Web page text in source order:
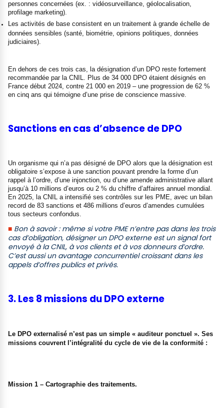
personnes concernées (ex. : vidéosurveillance, géolocalisation,
profilage marketing).
Les activités de base consistent en un traitement à grande échelle de
données sensibles (santé, biométrie, opinions politiques, données
judiciaires).
En dehors de ces trois cas, la désignation d’un DPO reste fortement
recommandée par la CNIL. Plus de 34 000 DPO étaient désignés en
France début 2024, contre 21 000 en 2019 – une progression de 62 %
en cinq ans qui témoigne d’une prise de conscience massive.
Sanctions en cas d’absence de DPO
Un organisme qui n’a pas désigné de DPO alors que la désignation est
obligatoire s’expose à une sanction pouvant prendre la forme d’un
rappel à l’ordre, d’une injonction, ou d’une amende administrative allant
jusqu’à 10 millions d’euros ou 2 % du chiffre d’affaires annuel mondial.
En 2025, la CNIL a intensifié ses contrôles sur les PME, avec un bilan
record de 83 sanctions et 486 millions d’euros d’amendes cumulées
tous secteurs confondus.
■ Bon à savoir : même si votre PME n’entre pas dans les trois
cas d’obligation, désigner un DPO externe est un signal fort
envoyé à la CNIL, à vos clients et à vos donneurs d’ordre.
C’est aussi un avantage concurrentiel croissant dans les
appels d’offres publics et privés.
3. Les 8 missions du DPO externe
Le DPO externalisé n’est pas un simple « auditeur ponctuel ». Ses
missions couvrent l’intégralité du cycle de vie de la conformité :
Mission 1 – Cartographie des traitements.